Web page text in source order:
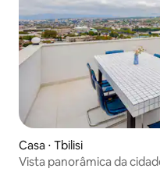
Casa ⋅ Tbilisi
Vista panorâmica da